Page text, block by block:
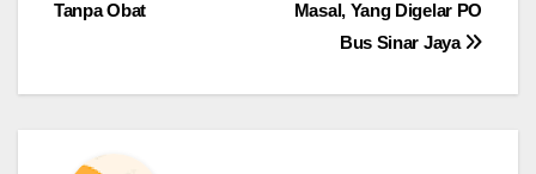
Masal, Yang Digelar PO
Bus Sinar Jaya
Tanpa Obat